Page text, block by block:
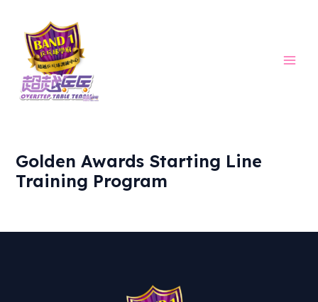
content
Golden Awards Starting Line
Training Program